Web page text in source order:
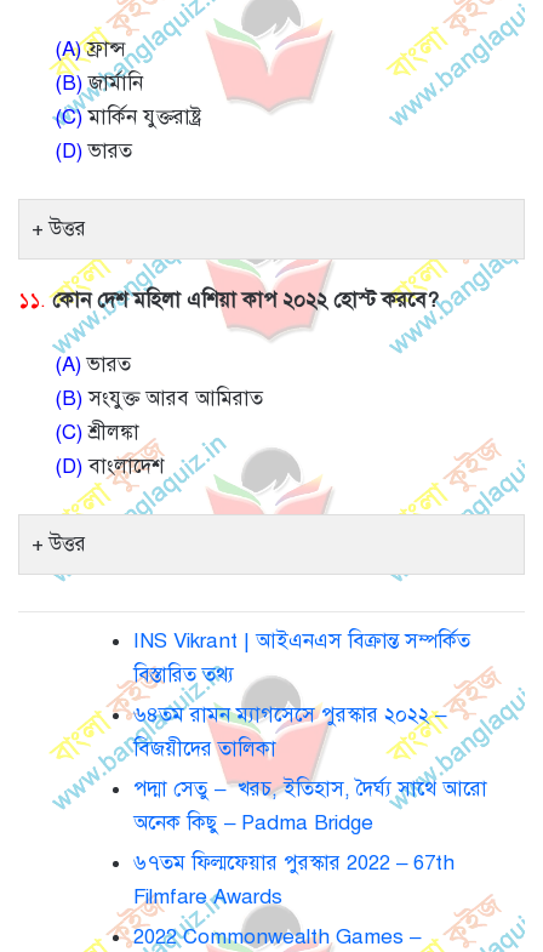
(A)ফ্রান্স
(B)জার্মানি
(C)মার্কিন যুক্তরাষ্ট্র
(D)ভারত
উত্তর
১১. কোন দেশ মহিলা এশিয়া কাপ ২০২২ হোস্ট করবে?
(A)ভারত
(B)সংযুক্ত আরব আমিরাত
(C)শ্রীলঙ্কা
(D)বাংলাদেশ
উত্তর
INS Vikrant | আইএনএস বিক্রান্ত সম্পর্কিত
বিস্তারিত তথ্য
৬৪তম রামন ম্যাগসেসে পুরস্কার ২০২২ –
বিজয়ীদের তালিকা
পদ্মা সেতু – খরচ, ইতিহাস, দৈর্ঘ্য সাথে আরো
অনেক কিছু – Padma Bridge
৬৭তম ফিল্মফেয়ার পুরস্কার 2022 – 67th
Filmfare Awards
2022 Commonwealth Games –